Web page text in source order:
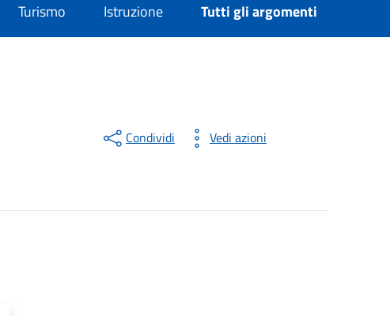
Turismo Istruzione Tutti gli argomenti
Condividi Vedi azioni